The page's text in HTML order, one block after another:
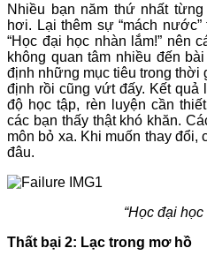
Nhiều bạn năm thứ nhất
hơi. Lại thêm sự “mách
“Học đại học nhàn lắm!” nên
không quan tâm nhiều đến
định những mục tiêu trong thời
định rồi cũng vứt đấy. Kết
độ học tập, rèn luyện cần
các bạn thấy thật khó khăn.
môn bỏ xa. Khi muốn thay đổi,
đâu.
“Học đại học
Thất bại 2: Lạc trong mơ hồ